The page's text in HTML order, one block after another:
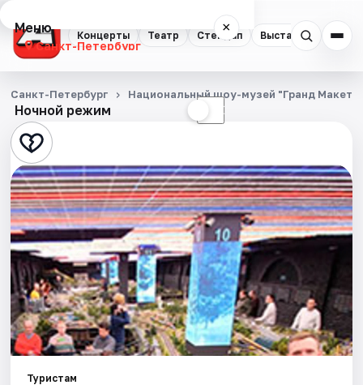
Концерты Театр Стендап Выставки
Меню ×
Санкт-Петербург
Концерты
Театр
Стендап
Выставки
Квесты
Экскурсии
Спорт
События
Ночной режим ☾
Санкт-Петербург Национальный шоу-музей "Гранд Макет
Туристам